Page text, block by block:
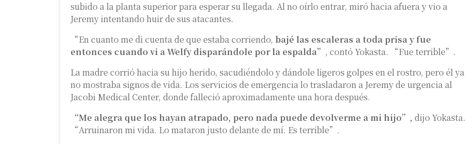
subido a la planta superior para esperar su llegada. Al no oírlo entrar, miró hacia afuera y vio a
Jeremy intentando huir de sus atacantes.
“En cuanto me di cuenta de que estaba corriendo, bajé las escaleras a toda prisa y fue
entonces cuando vi a Welfy disparándole por la espalda” , contó Yokasta. “Fue terrible”.
La madre corrió hacia su hijo herido, sacudiéndolo y dándole ligeros golpes en el rostro, pero él ya
no mostraba signos de vida. Los servicios de emergencia lo trasladaron a Jeremy de urgencia al
Jacobi Medical Center, donde falleció aproximadamente una hora después.
“Me alegra que los hayan atrapado, pero nada puede devolverme a mi hijo”, dijo Yokasta.
“Arruinaron mi vida. Lo mataron justo delante de mí. Es terrible”.